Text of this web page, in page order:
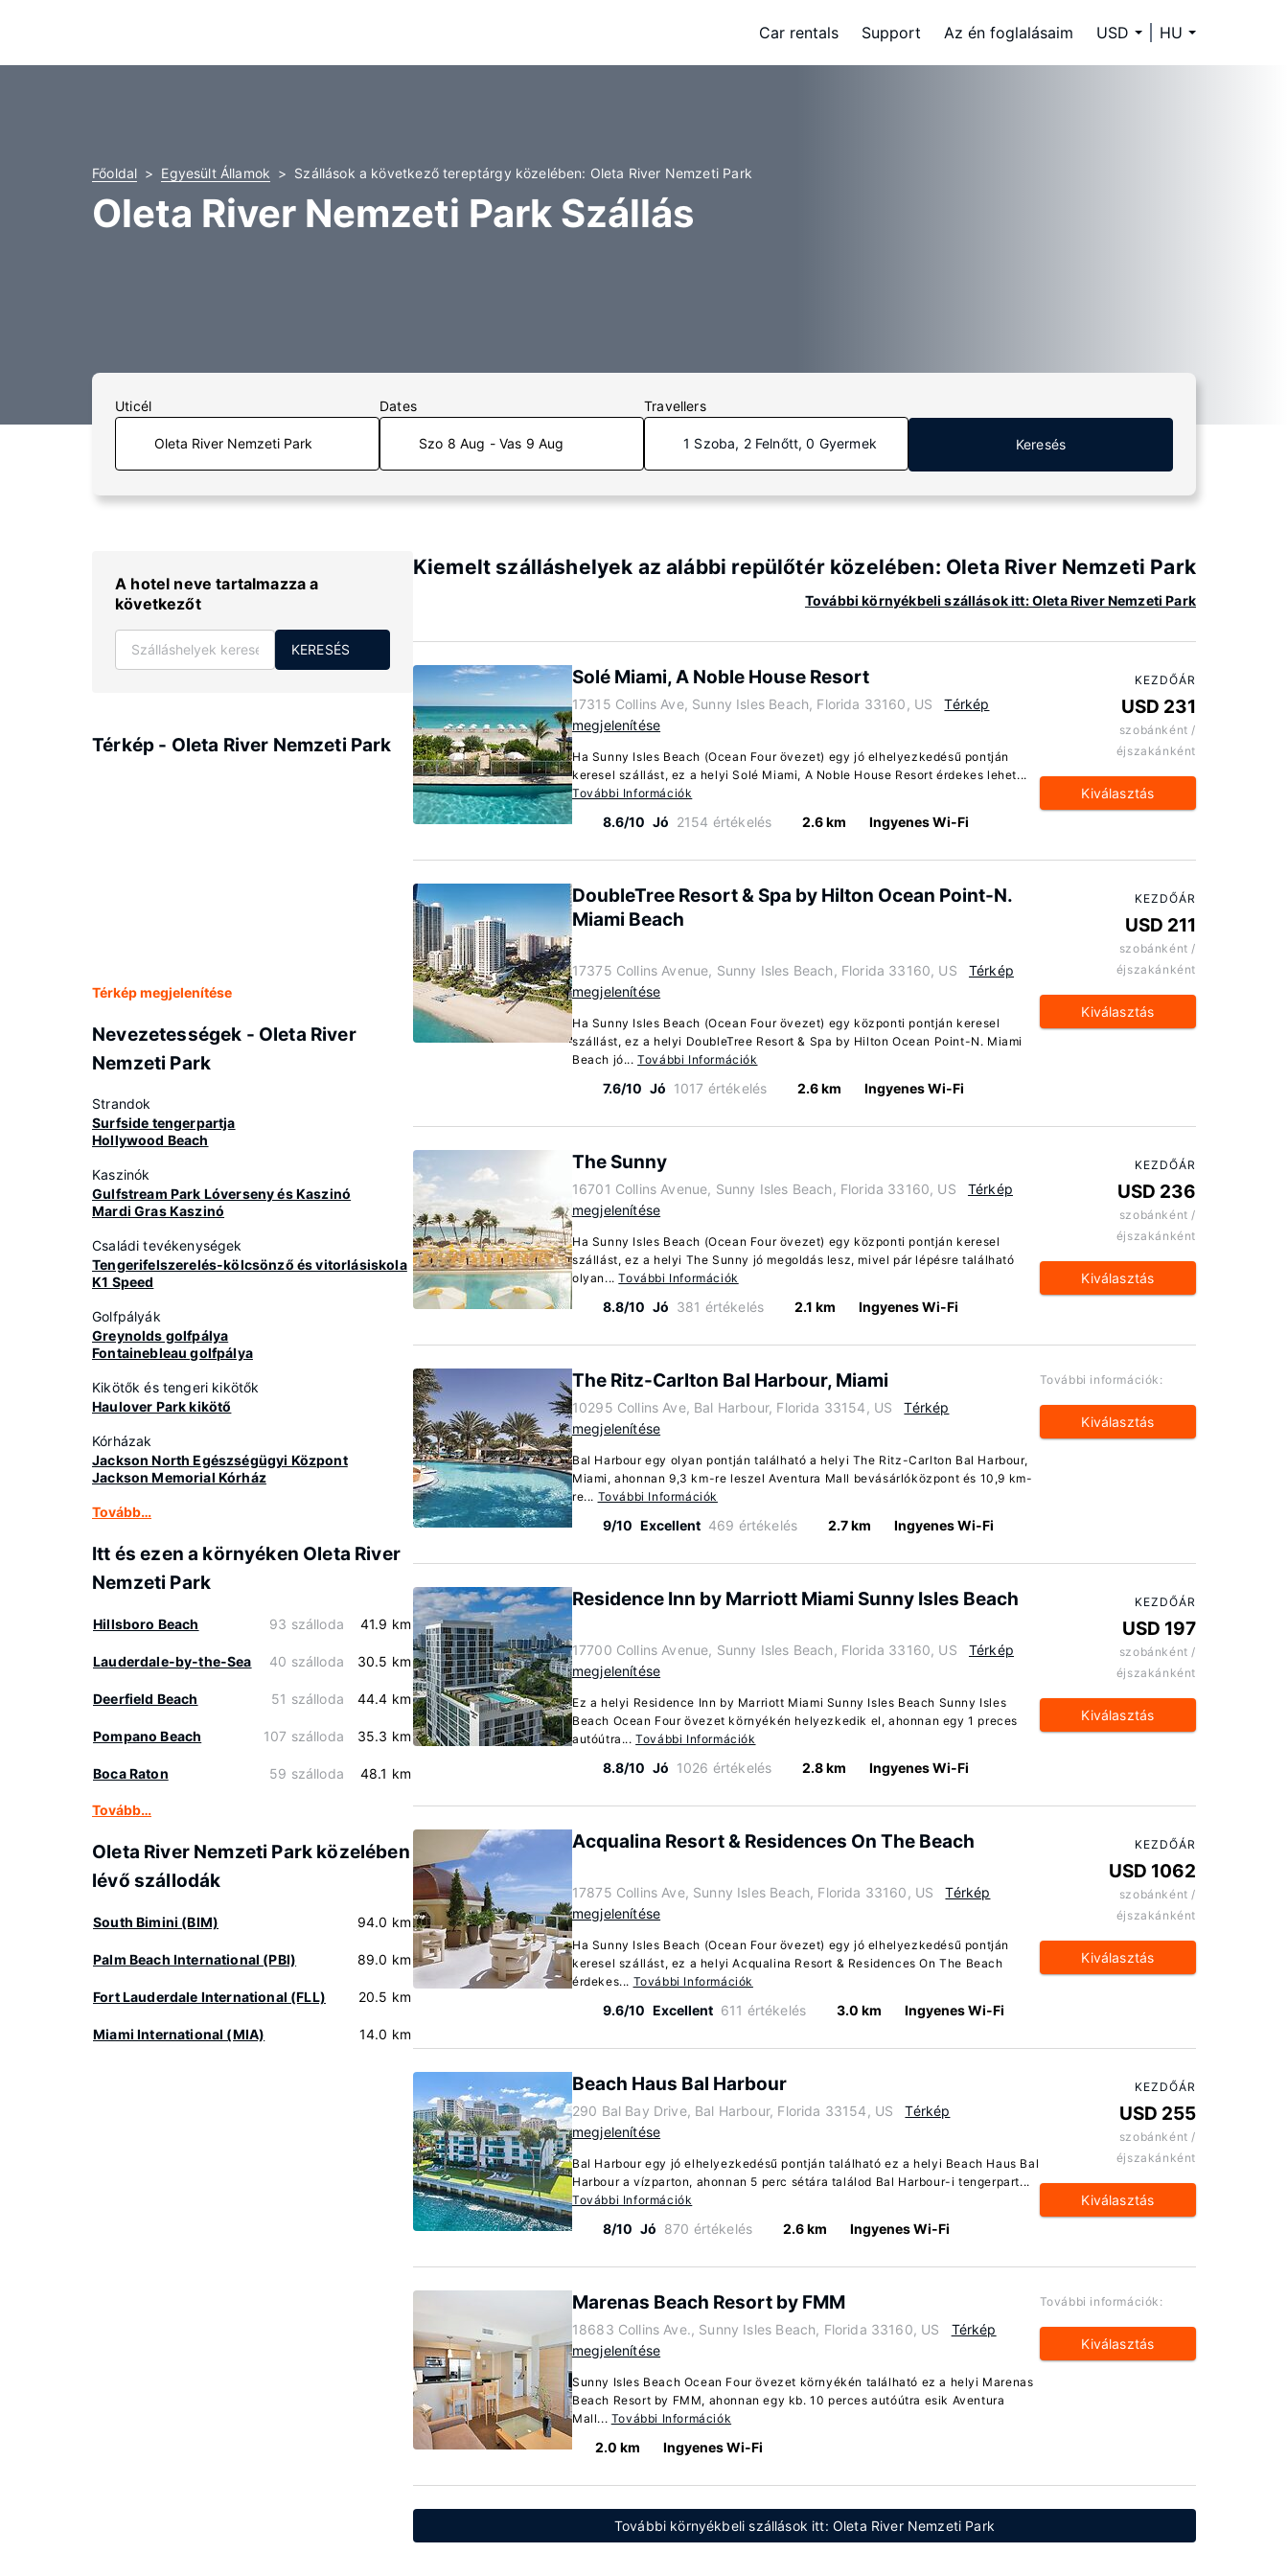
Car rentals Support Az én foglalásaim USD HU
Főoldal Egyesült Államok Szállások a következő tereptárgy közelében: Oleta River Nemzeti Park
Oleta River Nemzeti Park Szállás
Uticél Dates
Szo 8 Aug - Vas 9 Aug
Travellers
1 Szoba, 2 Felnőtt, 0 Gyermek Keresés
A hotel neve tartalmazza a
következőt
KERESÉS
Térkép - Oleta River Nemzeti Park
Térkép megjelenítése
Nevezetességek - Oleta River
Nemzeti Park
Strandok
Surfside tengerpartja
Hollywood Beach
Kaszinók
Gulfstream Park Lóverseny és Kaszinó
Mardi Gras Kaszinó
Családi tevékenységek
Tengerifelszerelés-kölcsönző és vitorlásiskola
K1 Speed
Golfpályák
Greynolds golfpálya
Fontainebleau golfpálya
Kikötők és tengeri kikötők
Haulover Park kikötő
Kórházak
Jackson North Egészségügyi Központ
Jackson Memorial Kórház
Tovább…
Itt és ezen a környéken Oleta River
Nemzeti Park
Hillsboro Beach 93 szálloda 41.9 km
Lauderdale-by-the-Sea 40 szálloda 30.5 km
Deerfield Beach 51 szálloda 44.4 km
Pompano Beach 107 szálloda 35.3 km
Boca Raton 59 szálloda 48.1 km
Tovább…
Oleta River Nemzeti Park közelében
lévő szállodák
South Bimini (BIM) 94.0 km
Palm Beach International (PBI) 89.0 km
Fort Lauderdale International (FLL) 20.5 km
Miami International (MIA) 14.0 km
Kiemelt szálláshelyek az alábbi repülőtér közelében: Oleta River Nemzeti Park
További környékbeli szállások itt: Oleta River Nemzeti Park
Solé Miami, A Noble House Resort
17315 Collins Ave, Sunny Isles Beach, Florida 33160, US
Térkép
megjelenítése
Ha Sunny Isles Beach (Ocean Four övezet) egy jó elhelyezkedésű pontján
keresel szállást, ez a helyi Solé Miami, A Noble House Resort érdekes lehet...
További Információk
8.6/10 Jó 2154 értékelés 2.6 km Ingyenes Wi-Fi
KEZDŐÁR
USD 231
szobánként /
éjszakánként
Kiválasztás
DoubleTree Resort & Spa by Hilton Ocean Point-N.
Miami Beach
17375 Collins Avenue, Sunny Isles Beach, Florida 33160, US
Térkép
megjelenítése
Ha Sunny Isles Beach (Ocean Four övezet) egy központi pontján keresel
szállást, ez a helyi DoubleTree Resort & Spa by Hilton Ocean Point-N. Miami
Beach jó...További Információk
7.6/10 Jó 1017 értékelés 2.6 km Ingyenes Wi-Fi
KEZDŐÁR
USD 211
szobánként /
éjszakánként
Kiválasztás
The Sunny
16701 Collins Avenue, Sunny Isles Beach, Florida 33160, US
Térkép
megjelenítése
Ha Sunny Isles Beach (Ocean Four övezet) egy központi pontján keresel
szállást, ez a helyi The Sunny jó megoldás lesz, mivel pár lépésre található
olyan...További Információk
8.8/10 Jó 381 értékelés 2.1 km Ingyenes Wi-Fi
KEZDŐÁR
USD 236
szobánként /
éjszakánként
Kiválasztás
The Ritz-Carlton Bal Harbour, Miami
10295 Collins Ave, Bal Harbour, Florida 33154, US
Térkép
megjelenítése
Bal Harbour egy olyan pontján található a helyi The Ritz-Carlton Bal Harbour,
Miami, ahonnan 9,3 km-re leszel Aventura Mall bevásárlóközpont és 10,9 km-
re... További Információk
9/10 Excellent 469 értékelés 2.7 km Ingyenes Wi-Fi
További információk:
Kiválasztás
Residence Inn by Marriott Miami Sunny Isles Beach
17700 Collins Avenue, Sunny Isles Beach, Florida 33160, US
Térkép
megjelenítése
Ez a helyi Residence Inn by Marriott Miami Sunny Isles Beach Sunny Isles
Beach Ocean Four övezet környékén helyezkedik el, ahonnan egy 1 preces
autóútra...További Információk
8.8/10 Jó 1026 értékelés 2.8 km Ingyenes Wi-Fi
KEZDŐÁR
USD 197
szobánként /
éjszakánként
Kiválasztás
Acqualina Resort & Residences On The Beach
17875 Collins Ave, Sunny Isles Beach, Florida 33160, US
Térkép
megjelenítése
Ha Sunny Isles Beach (Ocean Four övezet) egy jó elhelyezkedésű pontján
keresel szállást, ez a helyi Acqualina Resort & Residences On The Beach
érdekes... További Információk
9.6/10 Excellent 611 értékelés 3.0 km Ingyenes Wi-Fi
KEZDŐÁR
USD 1062
szobánként /
éjszakánként
Kiválasztás
Beach Haus Bal Harbour
290 Bal Bay Drive, Bal Harbour, Florida 33154, US
Térkép
megjelenítése
Bal Harbour egy jó elhelyezkedésű pontján található ez a helyi Beach Haus Bal
Harbour a vízparton, ahonnan 5 perc sétára találod Bal Harbour-i tengerpart...
További Információk
8/10 Jó 870 értékelés 2.6 km Ingyenes Wi-Fi
KEZDŐÁR
USD 255
szobánként /
éjszakánként
Kiválasztás
Marenas Beach Resort by FMM
18683 Collins Ave., Sunny Isles Beach, Florida 33160, US
Térkép
megjelenítése
Sunny Isles Beach Ocean Four övezet környékén található ez a helyi Marenas
Beach Resort by FMM, ahonnan egy kb. 10 perces autóútra esik Aventura
Mall... További Információk
2.0 km Ingyenes Wi-Fi
További információk:
Kiválasztás
További környékbeli szállások itt: Oleta River Nemzeti Park